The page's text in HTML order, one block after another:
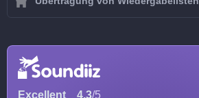
Excellent 4.3/5